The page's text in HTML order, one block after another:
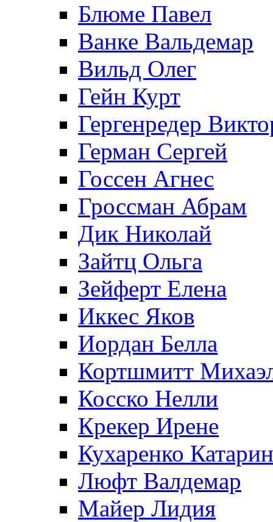
Блюме Павел
Ванке Вальдемар
Вильд Олег
Гейн Курт
Гергенредер
Герман Сергей
Госсен Агнес
Гроссман Абрам
Дик Николай
Зайтц Ольга
Зейферт Елена
Иккес Яков
Иордан Белла
Кортшмитт
Косско Нелли
Крекер Ирене
Кухаренко
Люфт Валдемaр
Майер Лидия